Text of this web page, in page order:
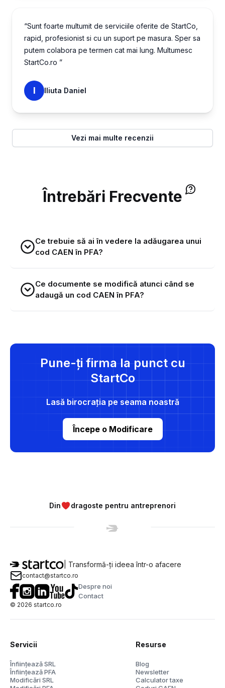
“Sunt foarte multumit de serviciile oferite de StartCo,
rapid, profesionist si cu un suport pe masura. Sper sa
putem colabora pe termen cat mai lung. Multumesc
StartCo.ro ”
I Iliuta Daniel
Vezi mai multe recenzii
Întrebări Frecvente
Ce trebuie să ai în vedere la adăugarea unui
cod CAEN în PFA?
Ce documente se modifică atunci când se
adaugă un cod CAEN în PFA?
Pune-ți firma la punct cu
StartCo
Lasă birocrația pe seama noastră
Începe o Modificare
Din dragoste pentru antreprenori
| Transformă-ți ideea într-o afacere
contact@startco.ro
Despre noi
Contact
© 2026 startco.ro
Servicii
Înființează SRL
Înființează PFA
Modificări SRL
Resurse
Blog
Newsletter
Calculator taxe